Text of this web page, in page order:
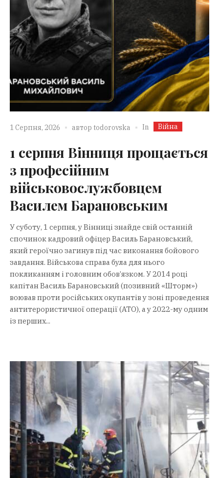
1 Серпня, 2026 автор todorovska In Війна
1 серпня Вінниця прощається
з професійним
військовослужбовцем
Василем Барановським
У суботу, 1 серпня, у Вінниці знайде свій останній
спочинок кадровий офіцер Василь Барановський,
який героїчно загинув під час виконання бойового
завдання. Військова справа була для нього
покликанням і головним обов’язком. У 2014 році
капітан Василь Барановський (позивний «Шторм»)
воював проти російських окупантів у зоні проведення
антитерористичної операції (АТО), а у 2022-му одним
із перших...